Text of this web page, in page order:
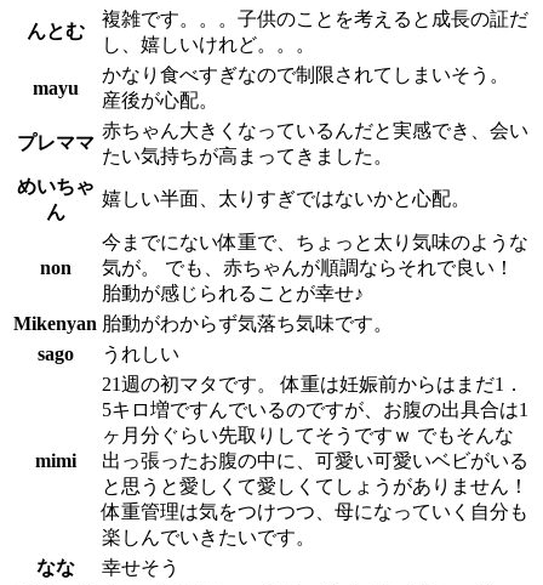
んとむ
複雑です。。。子供のことを考えると成長の証だ
し、嬉しいけれど。。。
mayu
かなり食べすぎなので制限されてしまいそう。
産後が心配。
プレママ
赤ちゃん大きくなっているんだと実感でき、会い
たい気持ちが高まってきました。
めいちゃ
ん
嬉しい半面、太りすぎではないかと心配。
non
今までにない体重で、ちょっと太り気味のような
気が。 でも、赤ちゃんが順調ならそれで良い！
胎動が感じられることが幸せ♪
Mikenyan 胎動がわからず気落ち気味です。
sago
うれしい
mimi
21週の初マタです。 体重は妊娠前からはまだ1．
5キロ増ですんでいるのですが、お腹の出具合は1
ヶ月分ぐらい先取りしてそうですｗ でもそんな
出っ張ったお腹の中に、可愛い可愛いベビがいる
と思うと愛しくて愛しくてしょうがありません！
体重管理は気をつけつつ、母になっていく自分も
楽しんでいきたいです。
なな
幸せそう